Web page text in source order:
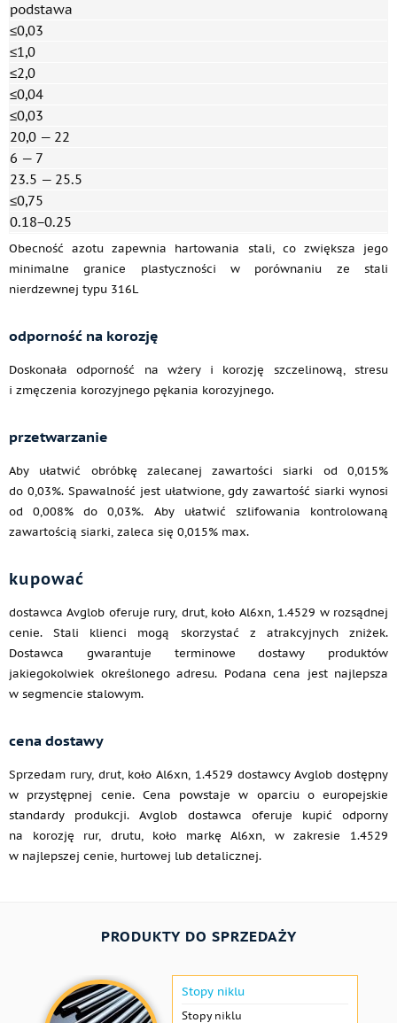
podstawa
≤0,03
≤1,0
≤2,0
≤0,04
≤0,03
20,0 — 22
6 — 7
23.5 — 25.5
≤0,75
0.18−0.25
Obecność azotu zapewnia hartowania stali, co zwiększa jego
minimalne granice plastyczności w porównaniu ze stali
nierdzewnej typu 316L
odporność na korozję
Doskonała odporność na wżery i korozję szczelinową, stresu
i zmęczenia korozyjnego pękania korozyjnego.
przetwarzanie
Aby ułatwić obróbkę zalecanej zawartości siarki od 0,015%
do 0,03%. Spawalność jest ułatwione, gdy zawartość siarki wynosi
od 0,008% do 0,03%. Aby ułatwić szlifowania kontrolowaną
zawartością siarki, zaleca się 0,015% max.
kupować
dostawca Avglob oferuje rury, drut, koło Al6xn, 1.4529 w rozsądnej
cenie. Stali klienci mogą skorzystać z atrakcyjnych zniżek.
Dostawca gwarantuje terminowe dostawy produktów
jakiegokolwiek określonego adresu. Podana cena jest najlepsza
w segmencie stalowym.
cena dostawy
Sprzedam rury, drut, koło Al6xn, 1.4529 dostawcy Avglob dostępny
w przystępnej cenie. Cena powstaje w oparciu o europejskie
standardy produkcji. Avglob dostawca oferuje kupić odporny
na korozję rur, drutu, koło markę Al6xn, w zakresie 1.4529
w najlepszej cenie, hurtowej lub detalicznej.
PRODUKTY DO SPRZEDAŻY
Stopy niklu
Stopy niklu